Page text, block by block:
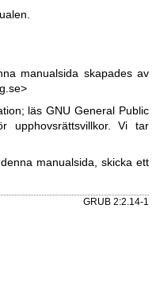
manualsida skapades av
läsGNU General Public
upphovsrättsvillkor. Vi tar
manualsida, skicka ett
GRUB 2:2.14-1